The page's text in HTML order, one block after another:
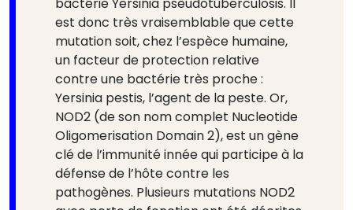
est donc très vraisemblable que cette
mutation soit, chez l’espèce humaine,
un facteur de protection relative
contre une bactérie très proche :
Yersinia pestis, l’agent de la peste. Or,
NOD2 (de son nom complet Nucleotide
Oligomerisation Domain 2), est un gène
clé de l’immunité innée qui participe à la
défense de l’hôte contre les
pathogènes. Plusieurs mutations NOD2